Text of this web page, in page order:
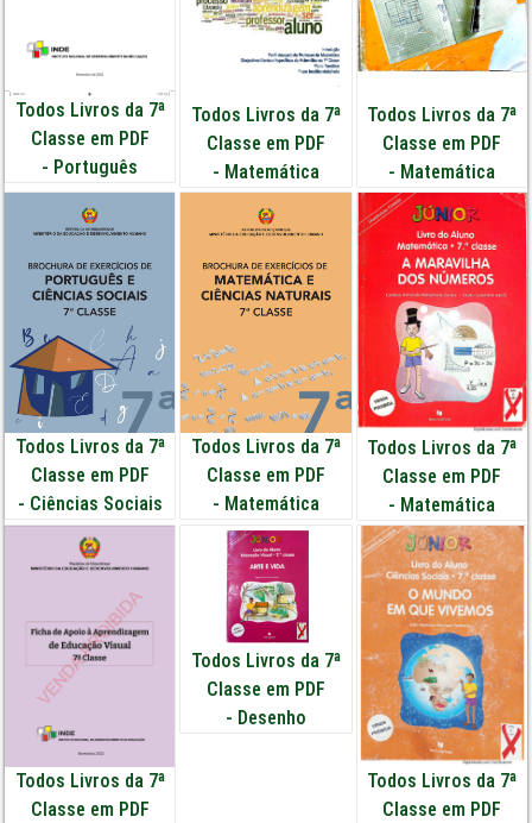
Todos Livros da 7ª
Classe em PDF
- Português
Todos Livros da 7ª
Classe em PDF
- Matemática
Todos Livros da 7ª
Classe em PDF
- Matemática
Todos Livros da 7ª
Classe em PDF
- Ciências Sociais
Todos Livros da 7ª
Classe em PDF
- Matemática
Todos Livros da 7ª
Classe em PDF
- Matemática
Todos Livros da 7ª
Classe em PDF
Todos Livros da 7ª
Classe em PDF
- Desenho
Todos Livros da 7ª
Classe em PDF